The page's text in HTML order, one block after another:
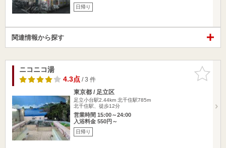
日帰り
関連情報から探す
お気に入
りに追加
ニコニコ湯
4.3点/ 3 件
東京都 / 足立区
足立小台駅2.44km 北千住駅785m
北千住駅、徒歩12分
営業時間 15:00～24:00
入浴料金 550円～
日帰り